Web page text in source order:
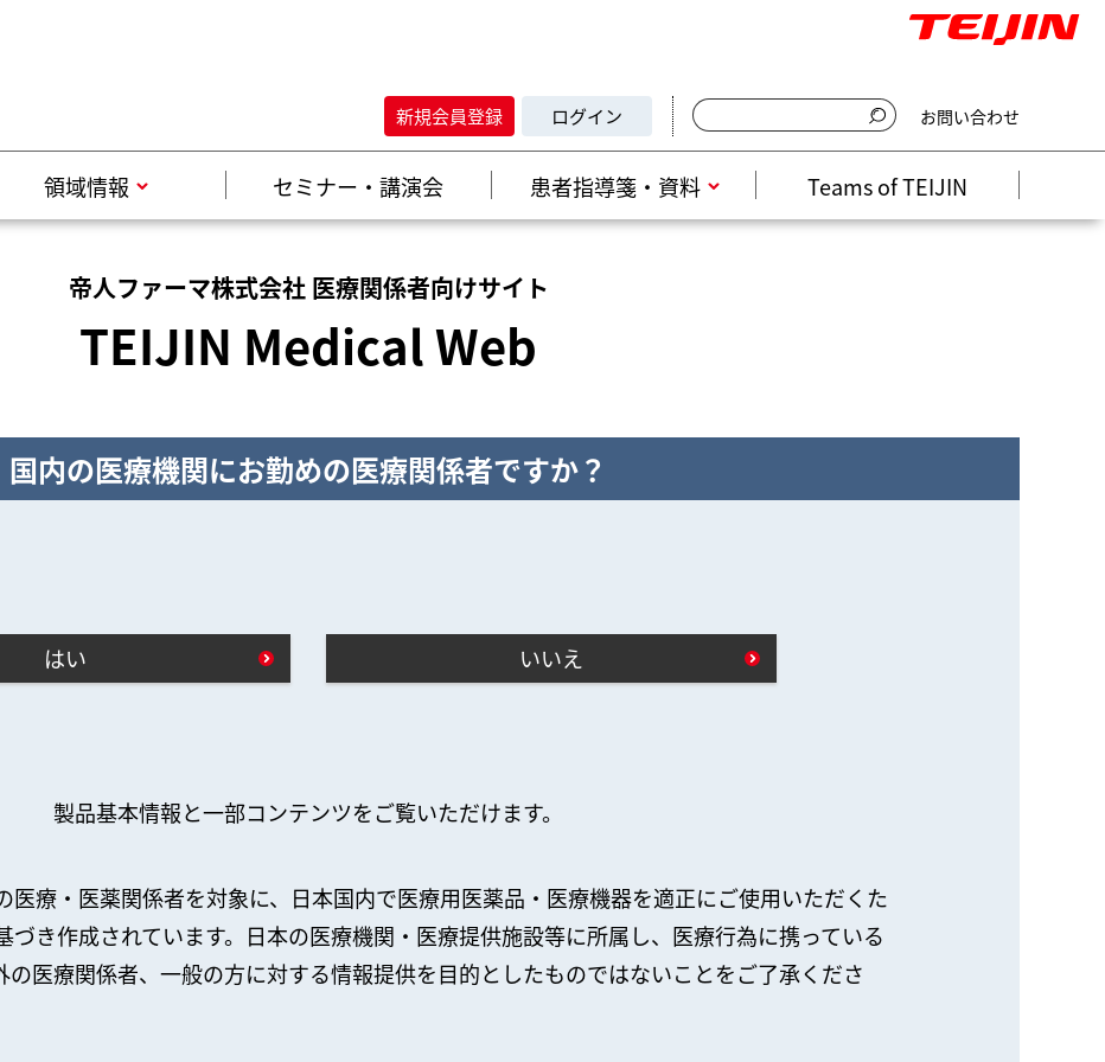
新規会員登録 ログイン 検索キーワード入力 お問い合わせ
領域情報 セミナー・講演会 患者指導箋・資料 Teams of TEIJIN
帝人ファーマ株式会社 医療関係者向けサイト
TEIJIN Medical Web
国内の医療機関にお勤めの医療関係者ですか？
はい いいえ
製品基本情報と一部コンテンツをご覧いただけます。
医療・医薬関係者を対象に、日本国内で医療用医薬品・医療機器を適正にご使用いただくた
づき作成されています。日本の医療機関・医療提供施設等に所属し、医療行為に携っている
の医療関係者、一般の方に対する情報提供を目的としたものではないことをご了承くださ